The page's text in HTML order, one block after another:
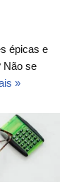
épicas e
Não se
»